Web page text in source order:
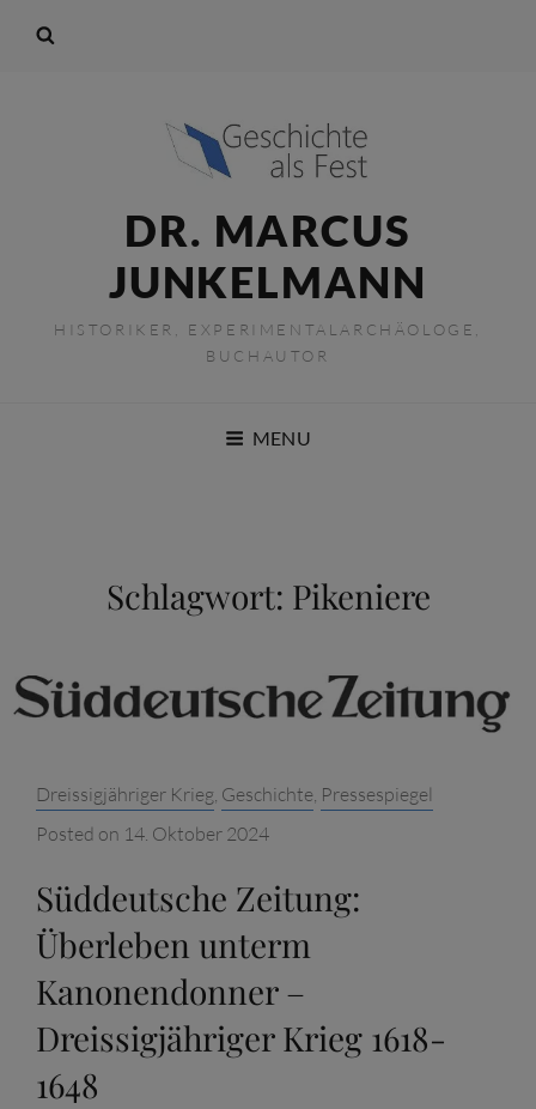
DR. MARCUS
JUNKELMANN
HISTORIKER, EXPERIMENTALARCHÄOLOGE,
BUCHAUTOR
MENU
Schlagwort: Pikeniere
Categories:
Dreissigjähriger Krieg, Geschichte, Pressespiegel
Posted on 14. Oktober 2024
Süddeutsche Zeitung:
Überleben unterm
Kanonendonner –
Dreissigjähriger Krieg 1618-
1648